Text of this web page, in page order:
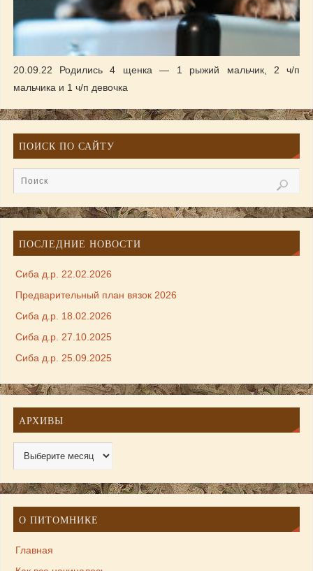
20.09.22 Родились 4 щенка — 1 рыжий мальчик, 2 ч/п
мальчика и 1 ч/п девочка
ПОИСК ПО САЙТУ
ПОСЛЕДНИЕ НОВОСТИ
Сиба д.р. 22.02.2026
Предварительный план вязок 2026
Сиба д.р. 18.02.2026
Сиба д.р. 27.10.2025
Сиба д.р. 25.09.2025
АРХИВЫ
О ПИТОМНИКЕ
Главная